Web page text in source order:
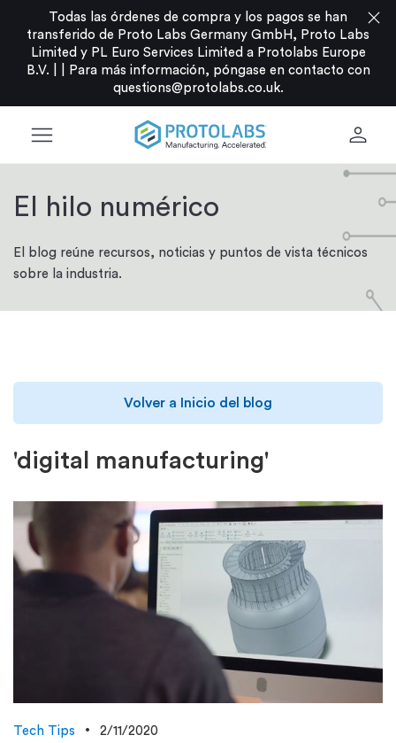
Todas las órdenes de compra y los pagos se han
transferido de Proto Labs Germany GmbH, Proto Labs
Limited y PL Euro Services Limited a Protolabs Europe
B.V. |
Para más información, póngase en contacto con
questions@protolabs.co.uk.
close
menu person
El hilo numérico
El blog reúne recursos, noticias y puntos de vista técnicos
sobre la industria.
'digital manufacturing'
Volver a Inicio del blog
Tech Tips 2/11/2020